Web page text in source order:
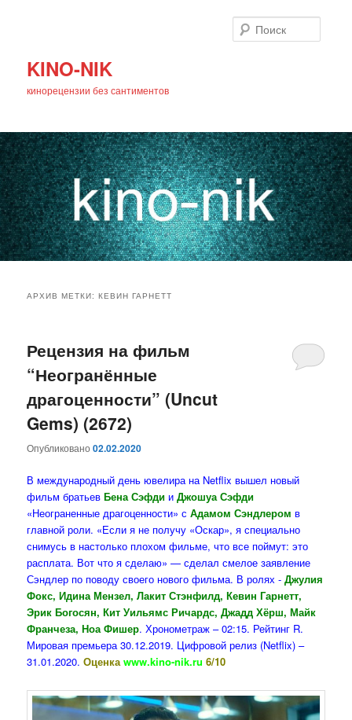
KINO-NIK
кинорецензии без сантиментов
основному
содержимому
дополнительному
содержимому
АРХИВ МЕТКИ:КЕВИН ГАРНЕТТ
Рецензия на фильм
“Неогранённые
драгоценности” (Uncut
Gems) (2672)
Опубликовано02.02.2020
В международный день ювелира на Netflix вышел новый
фильм братьевБена Сэфди иДжошуа Сэфди
«Неограненные драгоценности» с Адамом Сэндлером в
главной роли. «Если я не получу «Оскар», я специально
снимусь в настолько плохом фильме, что все поймут: это
расплата. Вот что я сделаю» — сделал смелое заявление
Сэндлер по поводу своего нового фильма. В ролях - Джулия
Фокс, Идина Мензел, Лакит Стэнфилд, Кевин Гарнетт,
Эрик Богосян, Кит Уильямс Ричардс, Джадд Хёрш, Майк
Франчеза, Ноа Фишер. Хронометраж – 02:15. Рейтинг R.
Мировая премьера 30.12.2019. Цифровой релиз (Netflix) –
31.01.2020.Оценкаwww.kino-nik.ru 6/10